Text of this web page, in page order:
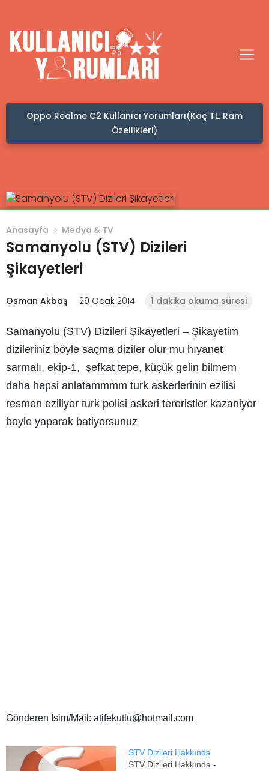
Oppo Realme C2 Kullanıcı Yorumları(Kaç TL, Ram
Özellikleri)
Anasayfa Medya & TV
Samanyolu (STV) Dizileri
Şikayetleri
Osman Akbaş 29 Ocak 2014 1 dakika okuma süresi
Samanyolu (STV) Dizileri Şikayetleri – Şikayetim
dizileriniz böyle saçma diziler olur mu hıyanet
sarmalı, ekip-1, şefkat tepe, küçük gelin bilmem
daha hepsi anlatammmm turk askerlerinin ezilisi
resmen eziliyor turk polisi askeri tereristler kazaniyor
boyle yaparak batiyorsunuz
Gönderen İsim/Mail: atifekutlu@hotmail.com
STV Dizileri Hakkında
STV Dizileri Hakkında -